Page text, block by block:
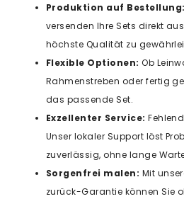
Produktion auf Bestellung:
versenden Ihre Sets direkt
höchste Qualität zu
Flexible Optionen: Ob
Rahmenstreben oder fertig
das passende Set.
Exzellenter Service:
Unser lokaler Support löst
zuverlässig, ohne lange
Sorgenfrei malen: Mit
zurück-Garantie können Sie